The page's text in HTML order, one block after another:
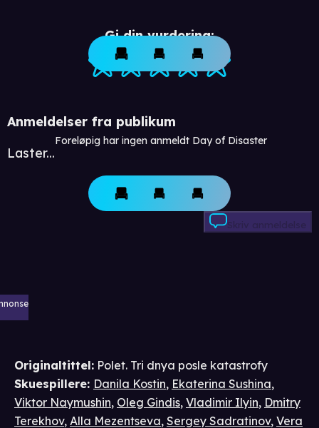
Gi din vurdering:
Anmeldelser fra publikum
Laster...
Foreløpig har ingen anmeldt Day of Disaster
Skriv anmeldelse
Originaltittel: Polet. Tri dnya posle katastrofy
Skuespillere: Danila Kostin, Ekaterina Sushina,
Viktor Naymushin, Oleg Gindis, Vladimir Ilyin, Dmitry
Terekhov, Alla Mezentseva, Sergey Sadratinov, Vera